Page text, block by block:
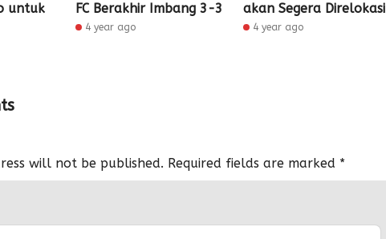
untuk
FC Berakhir Imbang 3-3
4 year ago
akan Segera Direlokasi
4 year ago
will not be published. Required fields are marked *